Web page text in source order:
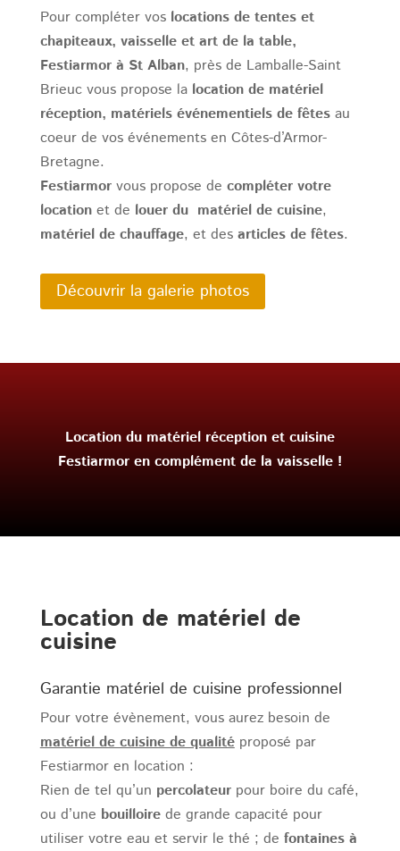
Pour compléter vos locations de tentes et
chapiteaux, vaisselle et art de la table,
Festiarmor à St Alban, près de Lamballe-Saint
Brieuc vous propose la location de matériel
réception, matériels événementiels de fêtesau
coeur de vos événements en Côtes-d’Armor-
Bretagne.
Festiarmorvous propose de compléter votre
locationet de louer du matériel de cuisine,
matériel de chauffage, et des articles de fêtes.
Découvrir la galerie photos
Location du matériel réception et cuisine
Festiarmor en complément de la vaisselle !
Location de matériel de
cuisine
Garantie matériel de cuisine professionnel
Pour votre évènement, vous aurez besoin de
matériel de cuisine de qualitéproposé par
Festiarmor en location :
Rien de tel qu’un percolateurpour boire du café,
ou d’une bouilloirede grande capacité pour
utiliser votre eau et servir le thé ; de fontaines à